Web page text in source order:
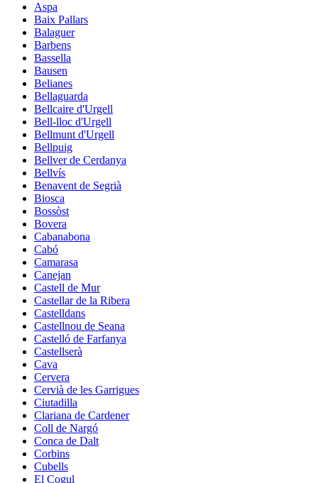
Aspa
Baix Pallars
Balaguer
Barbens
Bassella
Bausen
Belianes
Bellaguarda
Bellcaire d'Urgell
Bell-lloc d'Urgell
Bellmunt d'Urgell
Bellpuig
Bellver de Cerdanya
Bellvís
Benavent de Segrià
Biosca
Bossòst
Bovera
Cabanabona
Cabó
Camarasa
Canejan
Castell de Mur
Castellar de la Ribera
Castelldans
Castellnou de Seana
Castelló de Farfanya
Castellserà
Cava
Cervera
Cervià de les Garrigues
Ciutadilla
Clariana de Cardener
Coll de Nargó
Conca de Dalt
Corbins
Cubells
El Cogul